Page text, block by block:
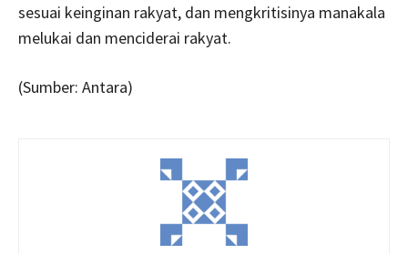
sesuai keinginan rakyat, dan mengkritisinya manakala
melukai dan menciderai rakyat.
(Sumber: Antara)